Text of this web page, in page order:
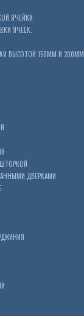
ЯЧЕЙКИ
ЯЧЕЕК.
ВЫСОТОЙ 150ММ И 200ММ.
ДВЕРКАМИ